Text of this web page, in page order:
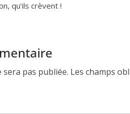
qu’ils crèvent !
pas publiée. Les champs